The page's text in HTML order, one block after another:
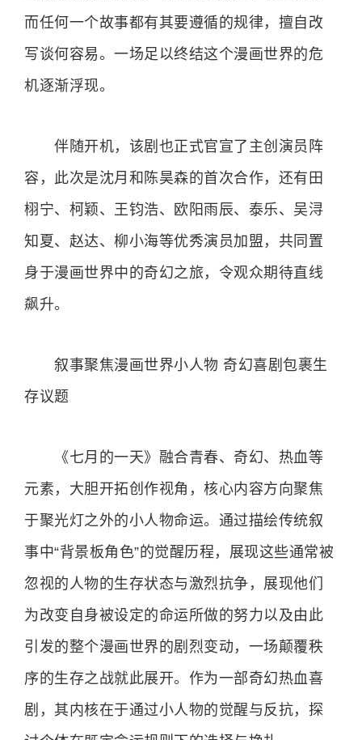
而任何一个故事都有其要遵循的规律，擅自改
写谈何容易。一场足以终结这个漫画世界的危
机逐渐浮现。
伴随开机，该剧也正式官宣了主创演员阵
容，此次是沈月和陈昊森的首次合作，还有田
栩宁、柯颖、王钧浩、欧阳雨辰、泰乐、吴浔
知夏、赵达、柳小海等优秀演员加盟，共同置
身于漫画世界中的奇幻之旅，令观众期待直线
飙升。
叙事聚焦漫画世界小人物 奇幻喜剧包裹生
存议题
《七月的一天》融合青春、奇幻、热血等
元素，大胆开拓创作视角，核心内容方向聚焦
于聚光灯之外的小人物命运。通过描绘传统叙
事中“背景板角色”的觉醒历程，展现这些通常被
忽视的人物的生存状态与激烈抗争，展现他们
为改变自身被设定的命运所做的努力以及由此
引发的整个漫画世界的剧烈变动，一场颠覆秩
序的生存之战就此展开。作为一部奇幻热血喜
剧，其内核在于通过小人物的觉醒与反抗，探